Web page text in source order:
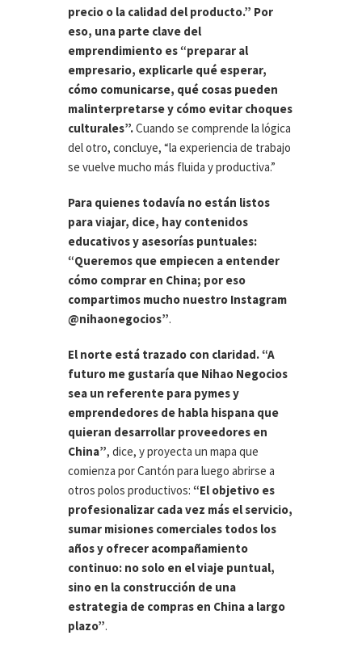
precio o la calidad del producto.” Por
eso, una parte clave del
emprendimiento es “preparar al
empresario, explicarle qué esperar,
cómo comunicarse, qué cosas pueden
malinterpretarse y cómo evitar choques
culturales”.Cuando se comprende la lógica
del otro, concluye, “la experiencia de trabajo
se vuelve mucho más fluida y productiva.”
Para quienes todavía no están listos
para viajar, dice, hay contenidos
educativos y asesorías puntuales:
“Queremos que empiecen a entender
cómo comprar en China; por eso
compartimos mucho nuestro Instagram
@nihaonegocios”.
El norte está trazado con claridad. “A
futuro me gustaría que Nihao Negocios
sea un referente para pymes y
emprendedores de habla hispana que
quieran desarrollar proveedores en
China”, dice, y proyecta un mapa que
comienza por Cantón para luego abrirse a
otros polos productivos: “El objetivo es
profesionalizar cada vez más el servicio,
sumar misiones comerciales todos los
años y ofrecer acompañamiento
continuo: no solo en el viaje puntual,
sino en la construcción de una
estrategia de compras en China a largo
plazo”.